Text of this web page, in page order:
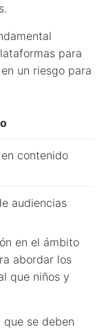
para
un riesgo para
contenido
audiencias
en el ámbito
abordar los
que niños y
se deben